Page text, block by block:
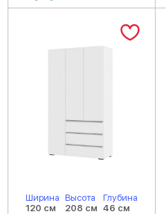
Ширина
120 см
Высота
208 см
Глубина
46 см